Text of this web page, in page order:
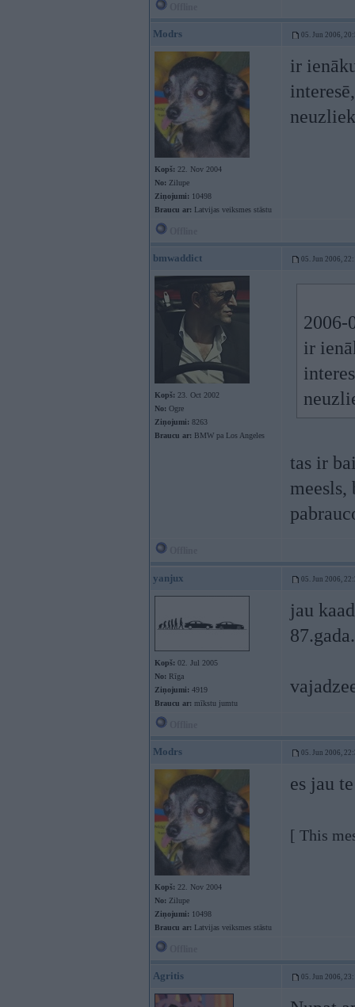
Modrs 05. Jun 2006,
Kopš: 22. Nov 2004
No: Zilupe
Ziņojumi: 10498
Braucu ar: Latvijas veiksmes stāstu
ir
bmwaddict 05. Jun 2006,
Kopš: 23. Oct 2002
No: Ogre
Ziņojumi: 8263
Braucu ar: BMW pa Los Angeles
2006-
ir
tas ir
yanjux 05. Jun 2006,
Kopš: 02. Jul 2005
No: Rīga
Ziņojumi: 4919
Braucu ar: mīkstu jumtu
jau
Modrs 05. Jun 2006,
Kopš: 22. Nov 2004
No: Zilupe
Ziņojumi: 10498
Braucu ar: Latvijas veiksmes stāstu
es jau
[ This
Agritis 05. Jun 2006,